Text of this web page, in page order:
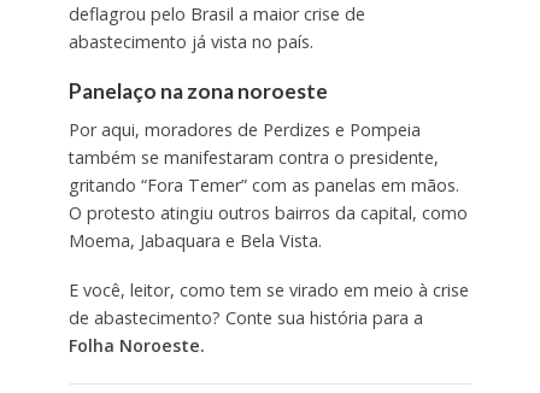
deflagrou pelo Brasil a maior crise de
abastecimento já vista no país.
Panelaço na zona noroeste
Por aqui, moradores de Perdizes e Pompeia
também se manifestaram contra o presidente,
gritando “Fora Temer” com as panelas em mãos.
O protesto atingiu outros bairros da capital, como
Moema, Jabaquara e Bela Vista.
E você, leitor, como tem se virado em meio à crise
de abastecimento? Conte sua história para a
Folha Noroeste.